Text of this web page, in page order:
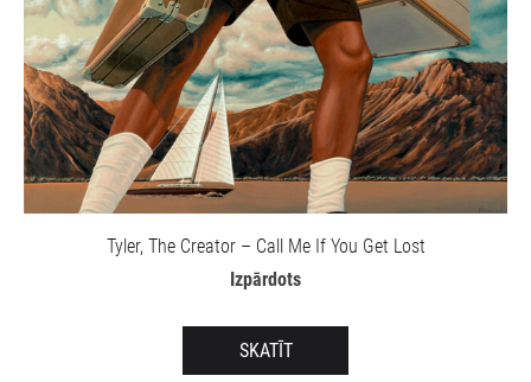
Tyler, The Creator – Call Me If You Get Lost
Izpārdots
SKATĪT